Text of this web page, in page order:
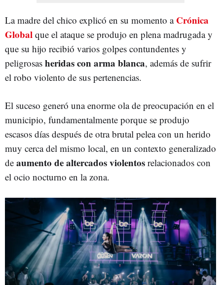
La madre del chico explicó en su momento a Crónica
Global que el ataque se produjo en plena madrugada y
que su hijo recibió varios golpes contundentes y
peligrosas heridas con arma blanca, además de sufrir
el robo violento de sus pertenencias.
El suceso generó una enorme ola de preocupación en el
municipio, fundamentalmente porque se produjo
escasos días después de otra brutal pelea con un herido
muy cerca del mismo local, en un contexto generalizado
de aumento de altercadosviolentos relacionados con
el ocio nocturno en la zona.